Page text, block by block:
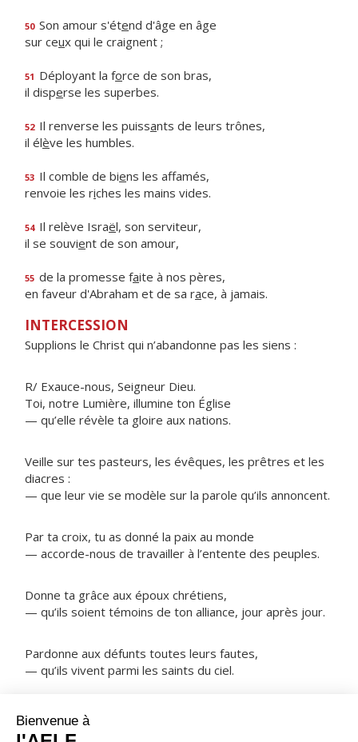
50 Son amour s'étend d'âge en âge
sur ceux qui le craignent ;
51 Déployant la force de son bras,
il disperse les superbes.
52 Il renverse les puissants de leurs trônes,
il élève les humbles.
53 Il comble de biens les affamés,
renvoie les riches les mains vides.
54 Il relève Israël, son serviteur,
il se souvient de son amour,
55 de la promesse faite à nos pères,
en faveur d'Abraham et de sa race, à jamais.
INTERCESSION
Supplions le Christ qui n’abandonne pas les siens :
R/ Exauce-nous, Seigneur Dieu.
Toi, notre Lumière, illumine ton Église
— qu’elle révèle ta gloire aux nations.
Veille sur tes pasteurs, les évêques, les prêtres et les
diacres :
— que leur vie se modèle sur la parole qu’ils annoncent.
Par ta croix, tu as donné la paix au monde
— accorde-nous de travailler à l’entente des peuples.
Donne ta grâce aux époux chrétiens,
— qu’ils soient témoins de ton alliance, jour après jour.
Pardonne aux défunts toutes leurs fautes,
— qu’ils vivent parmi les saints du ciel.
NOTRE PÈRE